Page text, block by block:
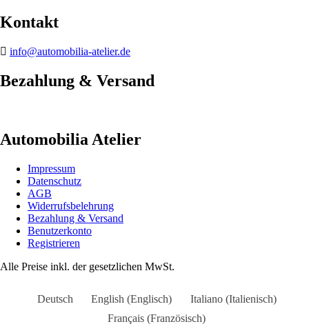
Kontakt
info@automobilia-atelier.de
Bezahlung & Versand
Automobilia Atelier
Impressum
Datenschutz
AGB
Widerrufsbelehrung
Bezahlung & Versand
Benutzerkonto
Registrieren
Alle Preise inkl. der gesetzlichen MwSt.
Deutsch English (Englisch) Italiano(Italienisch)
Français (Französisch)